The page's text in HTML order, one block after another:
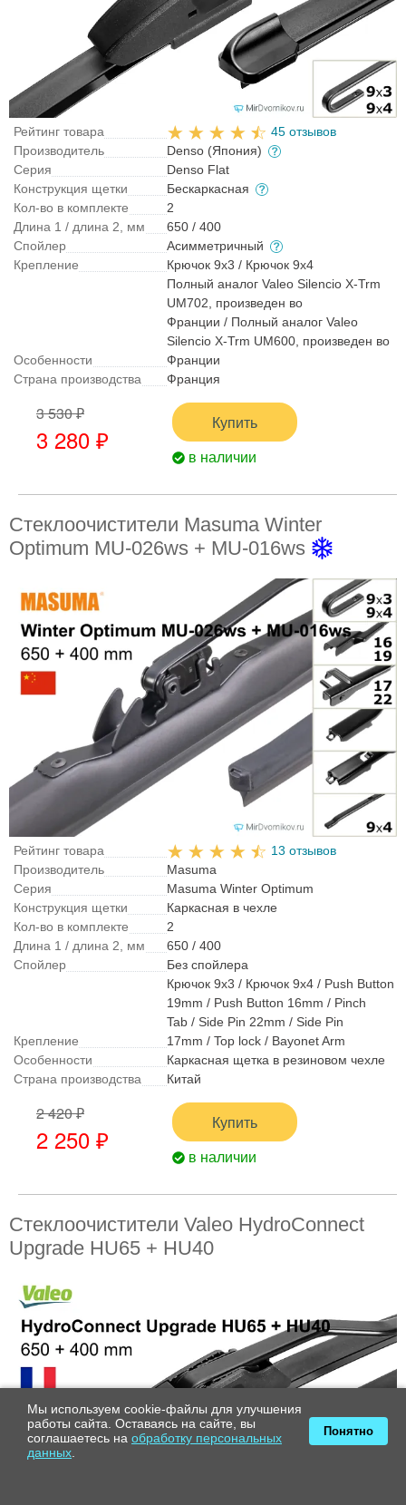
Рейтинг товара
45 отзывов
Производитель
Denso (Япония)
Серия
Denso Flat
Конструкция щетки
Бескаркасная
Кол-во в комплекте
2
Длина 1 / длина 2, мм
650 / 400
Спойлер
Асимметричный
Крепление
Крючок 9x3 / Крючок 9x4
Особенности
Полный аналог Valeo Silencio X-Trm
UM702, произведен во
Франции / Полный аналог Valeo
Silencio X-Trm UM600, произведен во
Франции
Страна производства
Франция
3 530 ₽
3 280 ₽
Купить
в наличии
Стеклоочистители Masuma Winter
Optimum MU-026ws + MU-016ws
Рейтинг товара
13 отзывов
Производитель
Masuma
Серия
Masuma Winter Optimum
Конструкция щетки
Каркасная в чехле
Кол-во в комплекте
2
Длина 1 / длина 2, мм
650 / 400
Спойлер
Без спойлера
Крепление
Крючок 9x3 / Крючок 9x4 / Push Button
19mm / Push Button 16mm / Pinch
Tab / Side Pin 22mm / Side Pin
17mm / Top lock / Bayonet Arm
Особенности
Каркасная щетка в резиновом чехле
Страна производства
Китай
2 420 ₽
2 250 ₽
Купить
в наличии
Стеклоочистители Valeo HydroConnect
Upgrade HU65 + HU40
Мы используем cookie-файлы для улучшения
работы сайта. Оставаясь на сайте, вы
соглашаетесь на обработку персональных
данных
Понятно